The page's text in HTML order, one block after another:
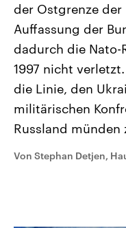
Landtagswahl Sachsen-
2026
Alle Informationen
Sachsen-Anhalt wählt
September 2026 einen
Landtag. Seit 2021 wird
Bundesland von einer
Umfragen, Prognosen,
Wahlprogramme,
und Hintergründe zu
Wahl.
Sendungen
der Ostgrenze
Auffassung der
dadurch die Nato-
1997 nicht
die Linie, den
militärischen
Russland münden
Von Stephan Detjen,